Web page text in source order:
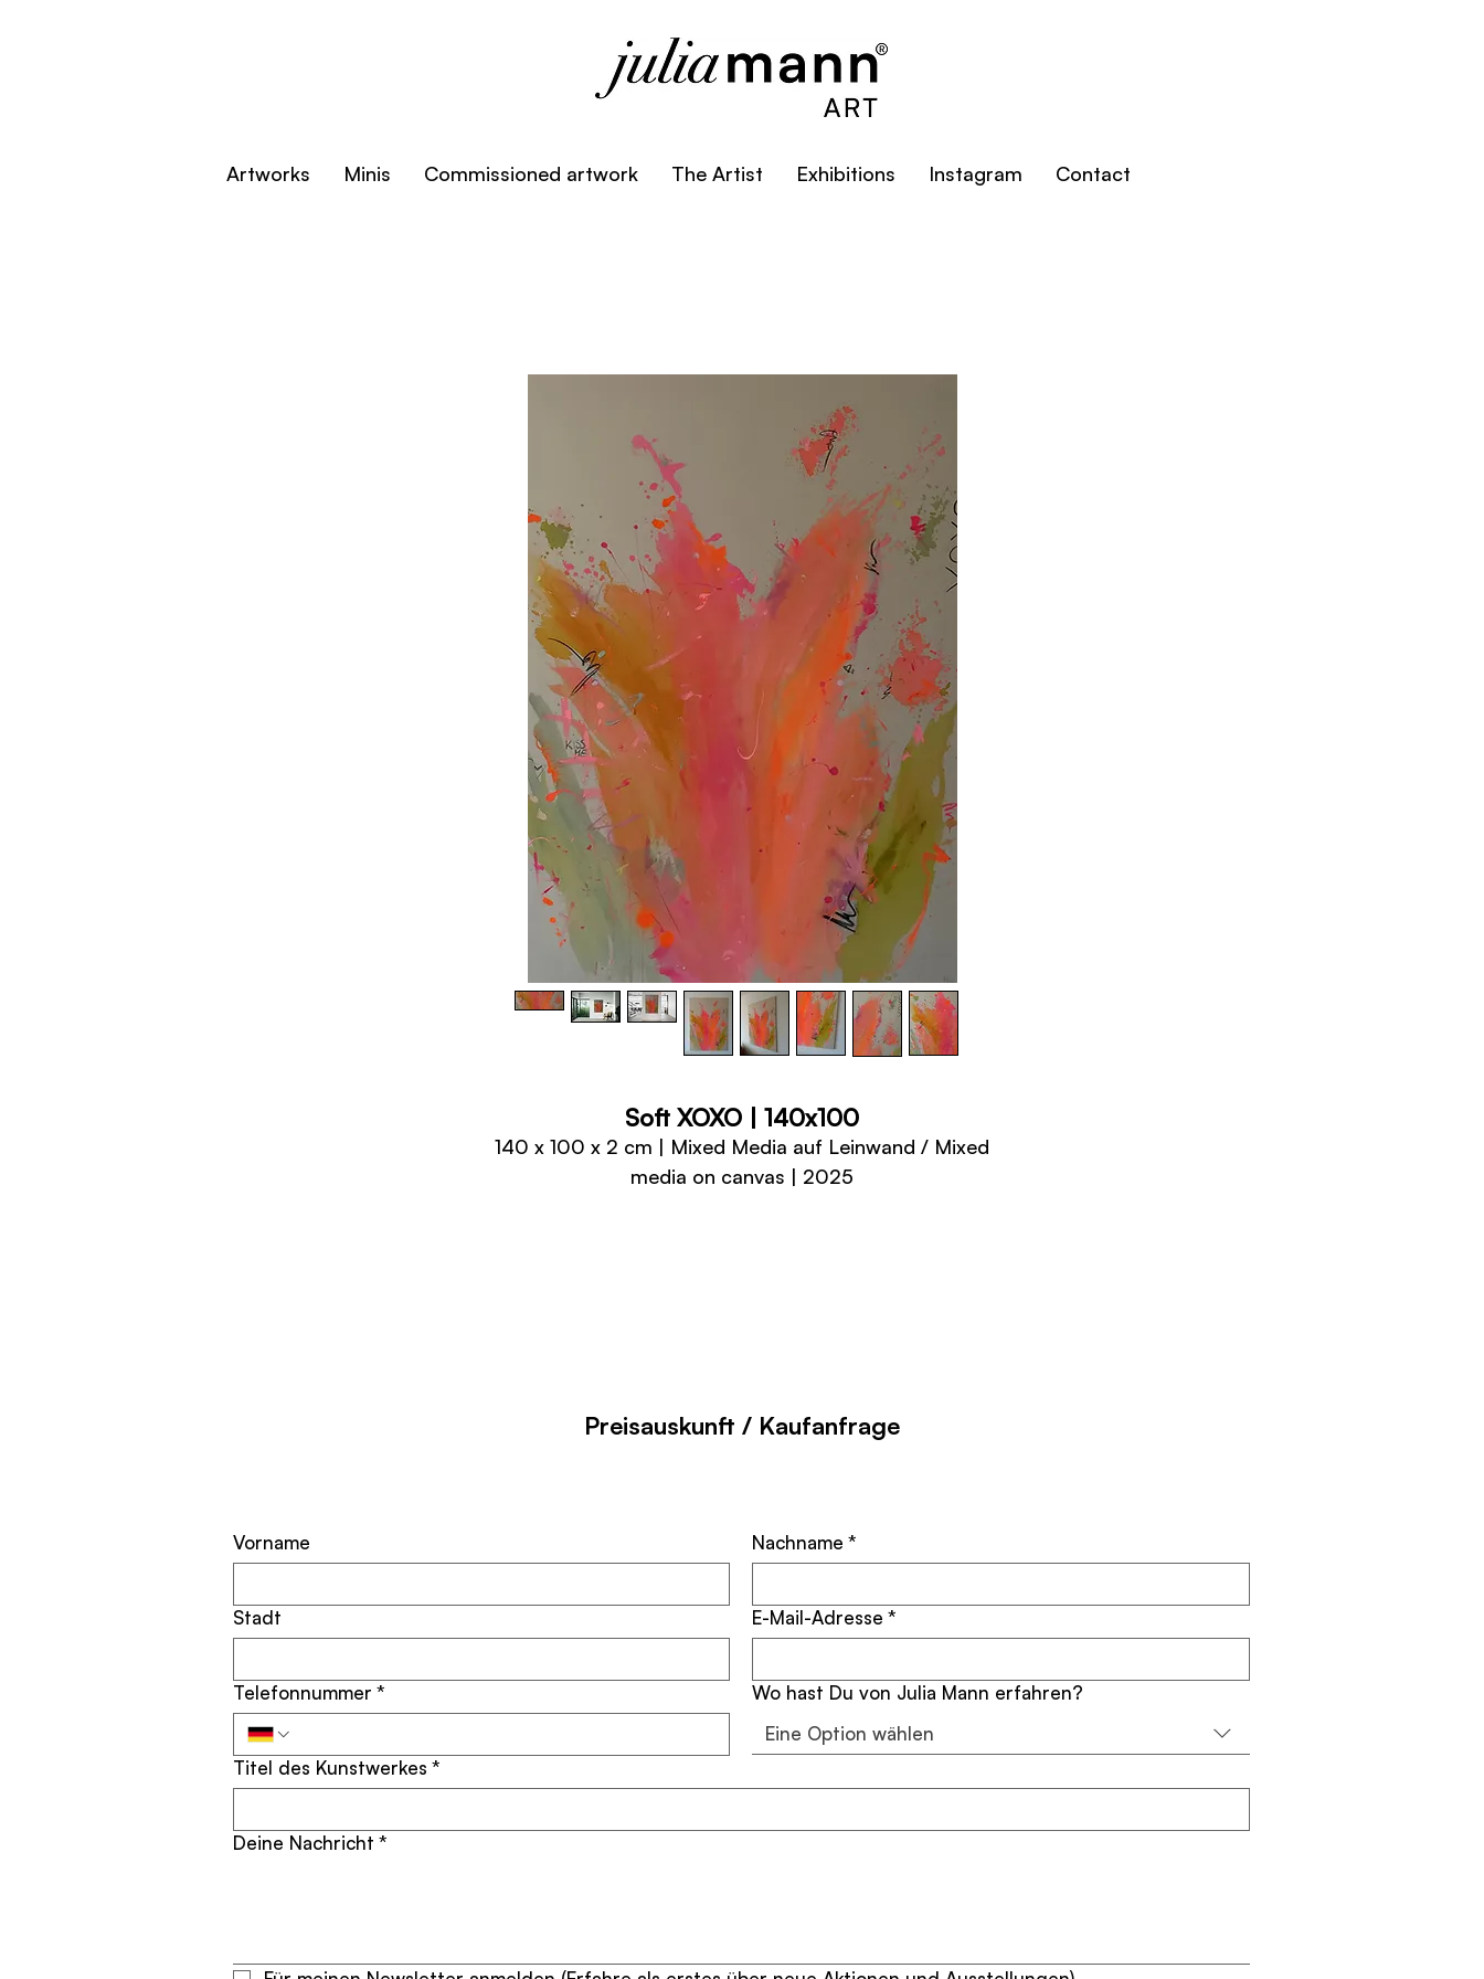
Artworks Minis Commissioned artwork The Artist Exhibitions Instagram Contact
Soft XOXO | 140x100
140 x 100 x 2 cm | Mixed Media auf Leinwand / Mixed
media on canvas | 2025
Preisauskunft / Kaufanfrage
Vorname Nachname *
Stadt E-Mail-Adresse *
Telefonnummer *
Wo hast Du von Julia Mann erfahren?
Eine Option wählen
Titel des Kunstwerkes *
Deine Nachricht *